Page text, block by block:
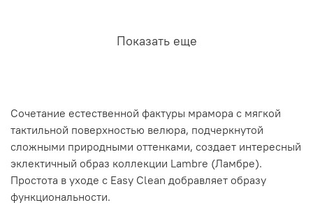
Показать еще
Сочетание естественной фактуры мрамора с мягкой
тактильной поверхностью велюра, подчеркнутой
сложными природными оттенками, создает интересный
эклектичный образ коллекции Lambre (Ламбре).
Простота в уходе с Easy Clean добравляет образу
функциональности.